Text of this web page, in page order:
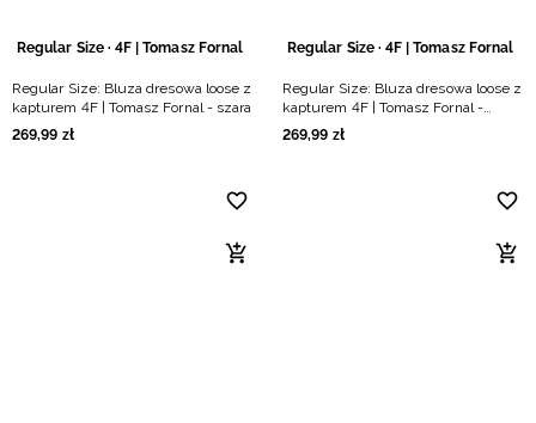
Regular Size · 4F | Tomasz Fornal
Regular Size: Bluza dresowa loose z
kapturem 4F | Tomasz Fornal - szara
269,99 zł
Regular Size · 4F | Tomasz Fornal
Regular Size: Bluza dresowa loose z
kapturem 4F | Tomasz Fornal -
czarna
269,99 zł